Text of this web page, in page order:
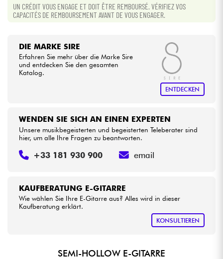
Sehen Sie sich unsere Marken an
UN CRÉDIT VOUS ENGAGE ET DOIT ÊTRE REMBOURSÉ. VÉRIFIEZ VOS
CAPACITÉS DE REMBOURSEMENT AVANT DE VOUS ENGAGER.
DIE MARKE SIRE
Erfahren Sie mehr über die Marke Sire
und entdecken Sie den gesamten
Katalog.
ENTDECKEN
KAUFBERATUNG E-GITARRE
Wie wählen Sie Ihre E-Gitarre aus? Alles wird in dieser
Kaufberatung erklärt.
KONSULTIEREN
WENDEN SIE SICH AN EINEN EXPERTEN
Unsere musikbegeisterten und begeisterten Teleberater sind
hier, um alle Ihre Fragen zu beantworten.
+33 181 930 900 email
SEMI-HOLLOW E-GITARRE